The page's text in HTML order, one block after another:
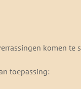
komen te
toepassing: